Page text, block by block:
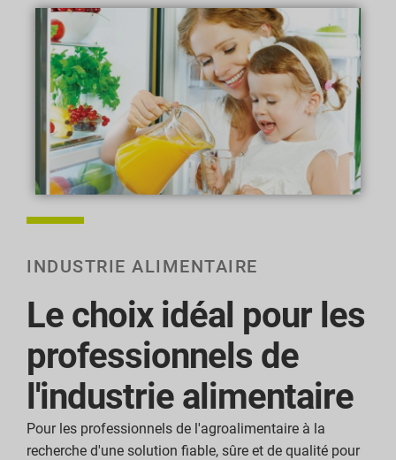
INDUSTRIE ALIMENTAIRE
Le choix idéal pour les
professionnels de
l'industrie alimentaire
Pour les professionnels de l'agroalimentaire à la
recherche d'une solution fiable, sûre et de qualité pour